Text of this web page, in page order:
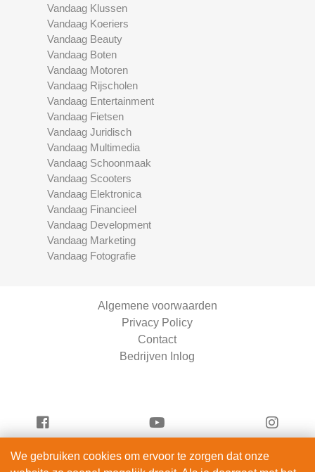
Vandaag Klussen
Vandaag Koeriers
Vandaag Beauty
Vandaag Boten
Vandaag Motoren
Vandaag Rijscholen
Vandaag Entertainment
Vandaag Fietsen
Vandaag Juridisch
Vandaag Multimedia
Vandaag Schoonmaak
Vandaag Scooters
Vandaag Elektronica
Vandaag Financieel
Vandaag Development
Vandaag Marketing
Vandaag Fotografie
Algemene voorwaarden
Privacy Policy
Contact
Bedrijven Inlog
Vandaag Beauty is onderdeel van
We gebruiken cookies om ervoor te zorgen dat onze